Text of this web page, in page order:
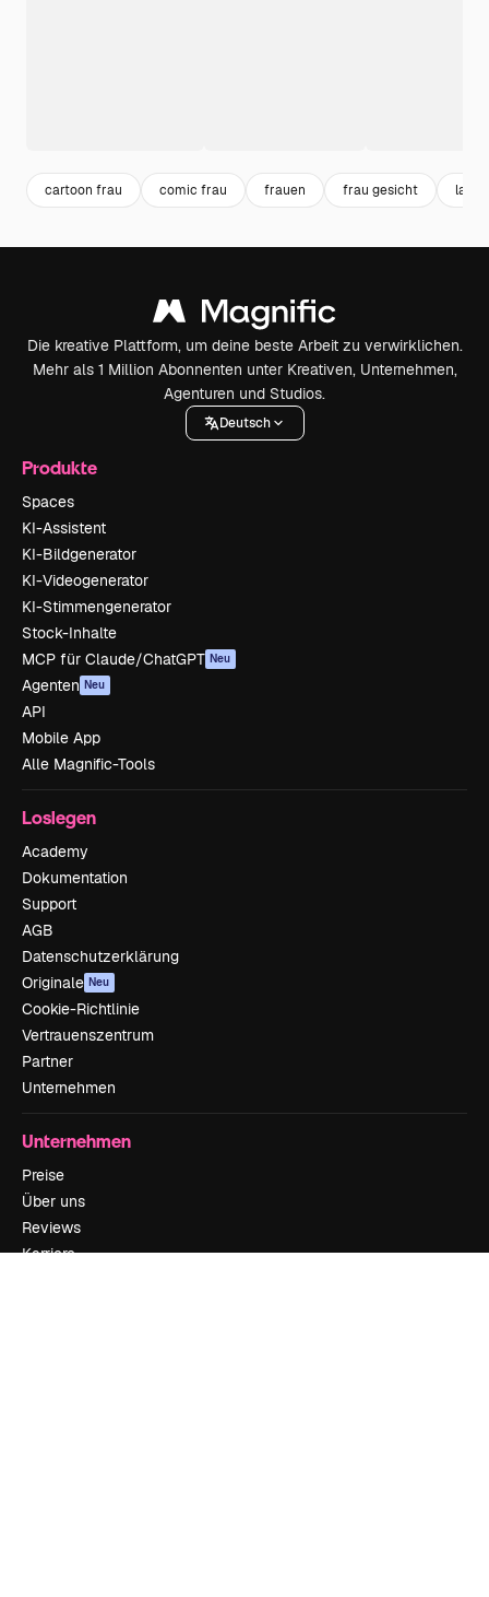
cartoon frau comic frau frauen frau gesicht lady
Die kreative Plattform, um deine beste Arbeit zu verwirklichen.
Mehr als 1 Million Abonnenten unter Kreativen, Unternehmen,
Agenturen und Studios.
Deutsch
Produkte
Spaces
KI-Assistent
KI-Bildgenerator
KI-Videogenerator
KI-Stimmengenerator
Stock-Inhalte
MCP für Claude/ChatGPT Neu
Agenten Neu
API
Mobile App
Alle Magnific-Tools
Loslegen
Academy
Dokumentation
Support
AGB
Datenschutzerklärung
Originale Neu
Cookie-Richtlinie
Vertrauenszentrum
Partner
Unternehmen
Unternehmen
Preise
Über uns
Reviews
Karriere